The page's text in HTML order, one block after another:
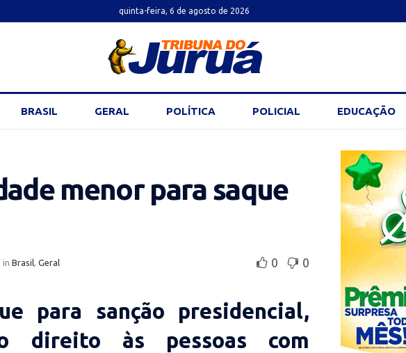
quinta-feira, 6 de agosto de 2026
BRASIL GERAL POLÍTICA POLICIAL EDUCAÇÃO
menor para saque
in Brasil Geral 0 0
para sanção presidencial,
direito às pessoas com